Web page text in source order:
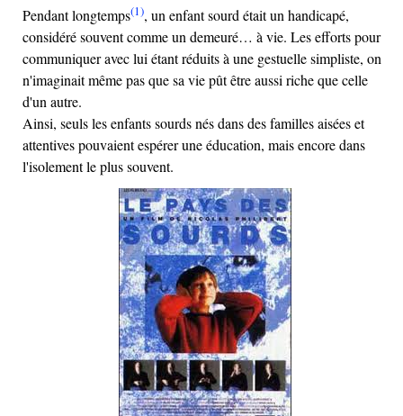
Pendant longtemps(1), un enfant sourd était un handicapé,
considéré souvent comme un demeuré… à vie. Les efforts pour
communiquer avec lui étant réduits à une gestuelle simpliste, on
n'imaginait même pas que sa vie pût être aussi riche que celle
d'un autre.
Ainsi, seuls les enfants sourds nés dans des familles aisées et
attentives pouvaient espérer une éducation, mais encore dans
l'isolement le plus souvent.